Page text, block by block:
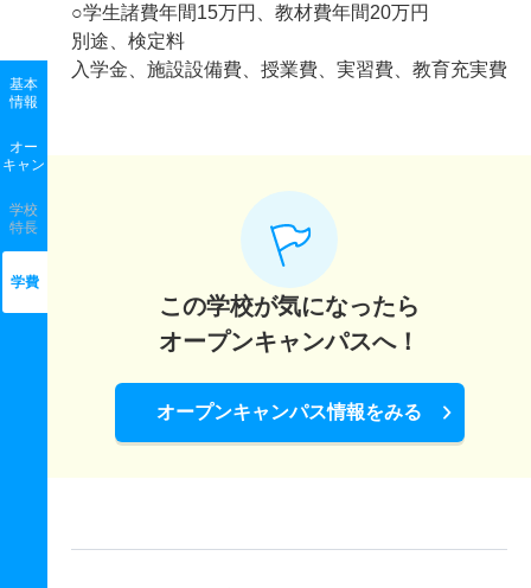
基本
情報
オー
キャン
学校
特長
学費
○学生諸費年間15万円、教材費年間20万円
別途、検定料
入学金、施設設備費、授業費、実習費、教育充実費
この学校が気になったら
オープンキャンパスへ！
オープンキャンパス情報をみる